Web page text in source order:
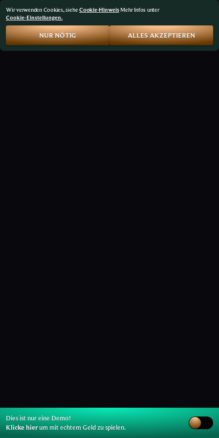
Dies ist nur eine Demo!
Klicke hierum mit echtem Geld zu spielen.
Wir verwenden Cookies, sieheCookie-HinweisMehr Infos unter
Cookie-Einstellungen.
NUR NÖTIG ALLES AKZEPTIEREN